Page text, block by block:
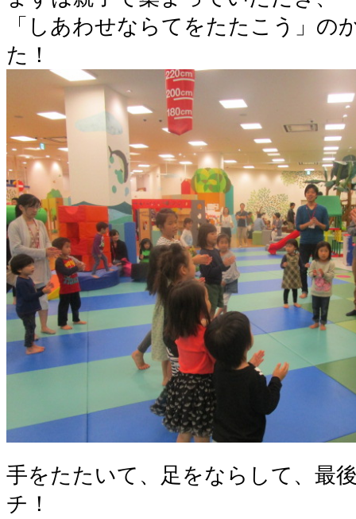
「しあわせならてをたたこう」の
た！
手をたたいて、足をならして、最
チ！